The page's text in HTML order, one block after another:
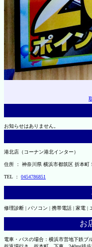
お知らせはありません。
港北店（コーナン港北インター）
住所 ： 神奈川県 横浜市都筑区 折本町
TEL ： 0454786851
修理診断 | パソコン | 携帯電話 | 家電 |
お
電車・バスの場合：横浜市営地下鉄